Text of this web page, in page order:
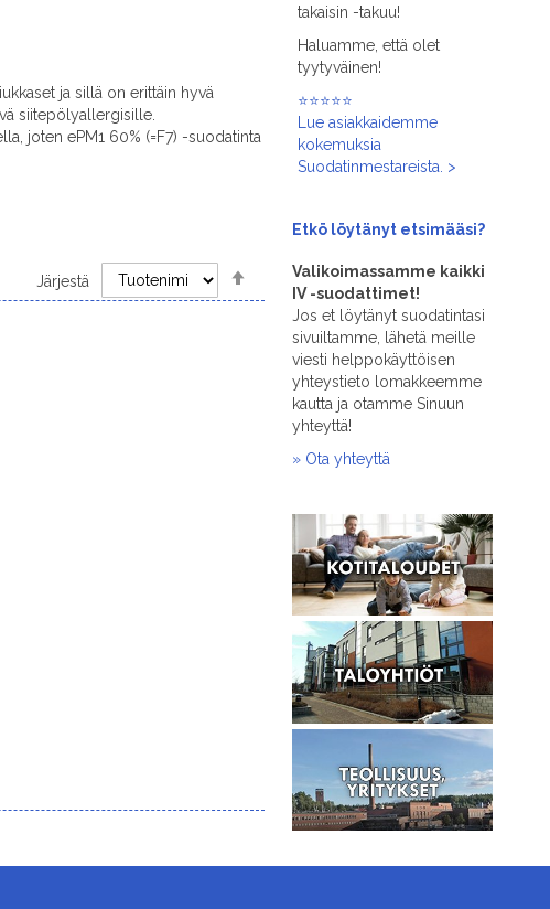
ja sillä on erittäin hyvä
siitepölyallergisille.
joten ePM1 60% (=F7) -suodatinta
Järjestä
Descending
Direction
takaisin -takuu!
Haluamme, että olet
tyytyväinen!
⭐⭐⭐⭐⭐
Lue asiakkaidemme
kokemuksia
Suodatinmestareista. >
Etkö löytänyt etsimääsi?
Valikoimassamme kaikki
IV -suodattimet!
Jos et löytänyt suodatintasi
sivuiltamme, lähetä meille
viesti helppokäyttöisen
yhteystieto lomakkeemme
kautta ja otamme Sinuun
yhteyttä!
» Ota yhteyttä